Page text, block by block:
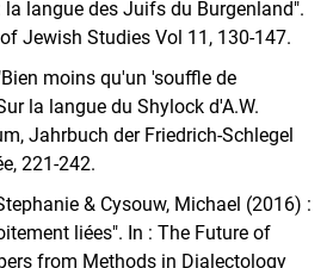
langue des Juifs du Burgenland".
Jewish Studies Vol 11, 130-147.
moins qu'un 'souffle de
la langue du Shylock d'A.W.
Jahrbuch der Friedrich-Schlegel
221-242.
& Cysouw, Michael (2016) :
liées". In : The Future of
from Methods in Dialectology